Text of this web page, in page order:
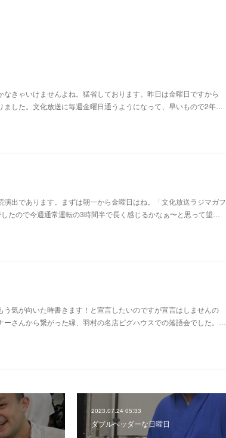
きゃいけませんよね。猛省しております。昨日は金曜日ですから
した。文化放送に毎週金曜日通うようになって、早いもので2年…
出であります。まずは朝一から金曜日はね。「文化放送ラジマガフ
たので今週通常運転の3時間半で長く感じるかなぁ〜と思って望…
気が向いた時書きます！と宣言したいのですが宣言はしませんの
さんから繋がった縁、羽村の名店ピグハウスでの落語会でした。…
2023.07.24 05:33
ダブルヘッダーな日曜日